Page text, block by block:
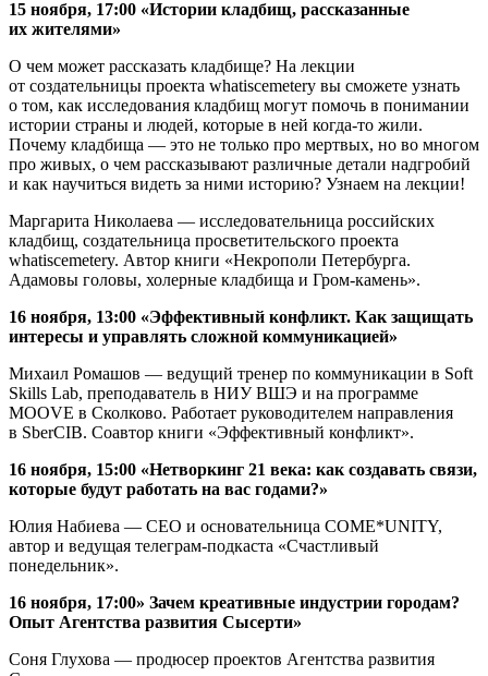
15 ноября, 17:00 «Истории кладбищ, рассказанные
их жителями»
О чем может рассказать кладбище? На лекции
от создательницы проекта whatiscemetery вы сможете узнать
о том, как исследования кладбищ могут помочь в понимании
истории страны и людей, которые в ней когда-то жили.
Почему кладбища — это не только про мертвых, но во многом
про живых, о чем рассказывают различные детали надгробий
и как научиться видеть за ними историю? Узнаем на лекции!
Маргарита Николаева — исследовательница российских
кладбищ, создательница просветительского проекта
whatiscemetery. Автор книги «Некрополи Петербурга.
Адамовы головы, холерные кладбища и Гром-камень».
16 ноября, 13:00 «Эффективный конфликт. Как защищать
интересы и управлять сложной коммуникацией»
Михаил Ромашов — ведущий тренер по коммуникации в Soft
Skills Lab, преподаватель в НИУ ВШЭ и на программе
MOOVE в Сколково. Работает руководителем направления
в SberCIB. Соавтор книги «Эффективный конфликт».
16 ноября, 15:00 «Нетворкинг 21 века: как создавать связи,
которые будут работать на вас годами?»
Юлия Набиева — CEO и основательница COME*UNITY,
автор и ведущая телеграм-подкаста «Счастливый
понедельник».
16 ноября, 17:00» Зачем креативные индустрии городам?
Опыт Агентства развития Сысерти»
Соня Глухова — продюсер проектов Агентства развития